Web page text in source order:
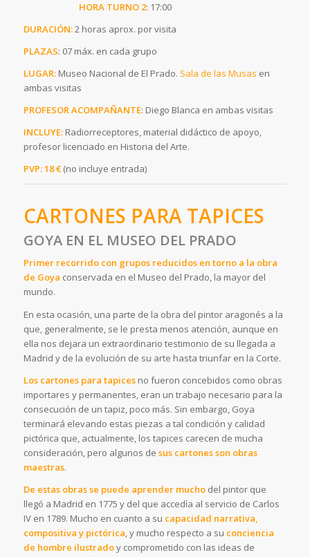
HORA TURNO2: 17:00
DURACIÓN:2 horas aprox. por visita
PLAZAS: 07 máx. en cada grupo
LUGAR: Museo Nacional de El Prado. Sala de las Musas en
ambas visitas
PROFESOR ACOMPAÑANTE: Diego Blanca en ambas visitas
INCLUYE:Radiorreceptores, material didáctico de apoyo,
profesor licenciado en Historia del Arte.
PVP:18 €(no incluye entrada)
CARTONES PARA TAPICES
GOYA EN EL MUSEO DEL PRADO
Primer recorrido con grupos reducidos en torno a la obra
de Goya conservada en el Museo del Prado, la mayor del
mundo.
En esta ocasión, una parte de la obra del pintor aragonés a la
que, generalmente, se le presta menos atención, aunque en
ella nos dejara un extraordinario testimonio de su llegada a
Madrid y de la evolución de su arte hasta triunfar en la Corte.
Los cartones para tapicesno fueron concebidos como obras
importares y permanentes, eran un trabajo necesario para la
consecución de un tapiz, poco más. Sin embargo, Goya
terminará elevando estas piezas a tal condición y calidad
pictórica que, actualmente, los tapices carecen de mucha
consideración, pero algunos de sus cartones son obras
maestras.
De estas obras se puede aprender muchodel pintor que
llegó a Madrid en 1775 y del que accedía al servicio de Carlos
IV en 1789. Mucho en cuanto a su capacidad narrativa,
compositiva y pictórica, y mucho respecto a su conciencia
de hombre ilustradoy comprometido con las ideas de